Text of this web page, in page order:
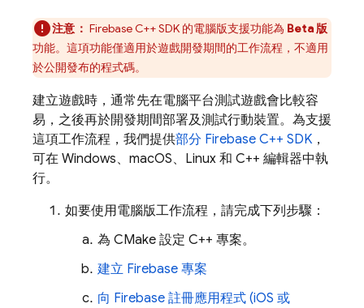
注意： FirebaseC++SDK 的電腦版支援功能為 Beta 版
功能。這項功能僅適用於遊戲開發期間的工作流程，不適用
於公開發布的程式碼。
建立遊戲時，通常先在電腦平台測試遊戲會比較容
易，之後再於開發期間部署及測試行動裝置。為支援
這項工作流程，我們提供部分 Firebase C++ SDK ，
可在 Windows、macOS、Linux 和 C++ 編輯器中執
行。
如要使用電腦版工作流程，請完成下列步驟：
為 CMake 設定 C++ 專案。
建立 Firebase 專案
向 Firebase 註冊應用程式 (iOS 或